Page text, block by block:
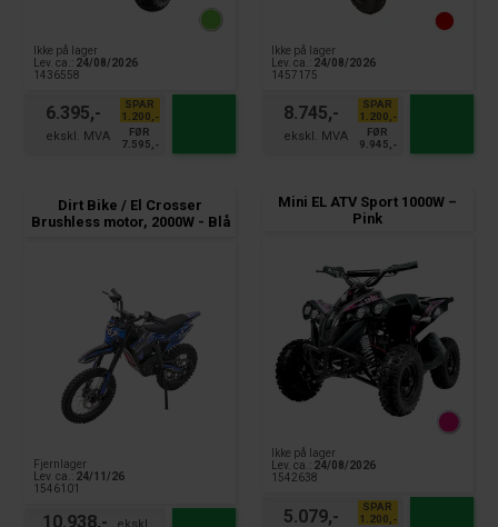
Ikke på lager
Lev. ca.: 24/08/2026
1436558
6.395,-
SPAR
1.200,-
FØR
7.595,-
Ikke på lager
Lev. ca.: 24/08/2026
1457175
8.745,-
SPAR
1.200,-
FØR
9.945,-
Dirt Bike / El Crosser
Brushless motor, 2000W - Blå
Fjernlager
Lev. ca.: 24/11/26
1546101
10.938,-
Mini EL ATV Sport 1000W –
Pink
Ikke på lager
Lev. ca.: 24/08/2026
1542638
5.079,-
SPAR
1.200,-